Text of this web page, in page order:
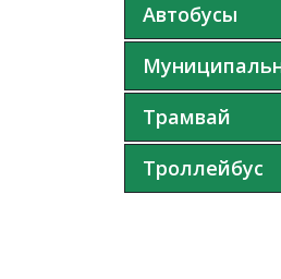
Автобусы
Трамвай
Троллейбус